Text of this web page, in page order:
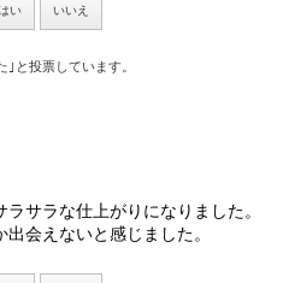
い いいえ
と投票しています。
サラな仕上がりになりました。
会えないと感じました。